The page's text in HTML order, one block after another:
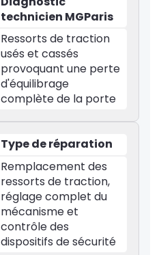
technicien MGParis
Ressorts de traction
usés et cassés
provoquant une perte
d'équilibrage
complète de la porte
Type de réparation
Remplacement des
ressorts de traction,
réglage complet du
mécanisme et
contrôle des
dispositifs de sécurité